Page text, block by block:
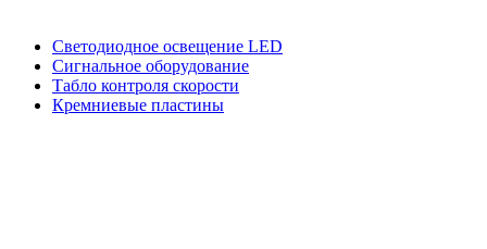
Светодиодное освещение LED
Сигнальное оборудование
Табло контроля скорости
Кремниевые пластины